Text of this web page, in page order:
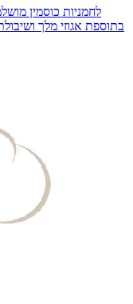
לחמניות כוסמין
בתוספת אגוזי מלך